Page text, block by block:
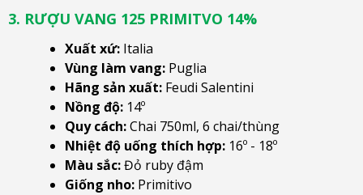
3. RƯỢU VANG 125 PRIMITVO 14%
Xuất xứ: Italia
Vùng làm vang: Puglia
Hãng sản xuất: Feudi Salentini
Nồng độ: 14º
Quy cách:Chai 750ml, 6 chai/thùng
Nhiệt độ uống thích hợp: 16º - 18º
Màu sắc:Đỏ ruby đậm
Giống nho: Primitivo